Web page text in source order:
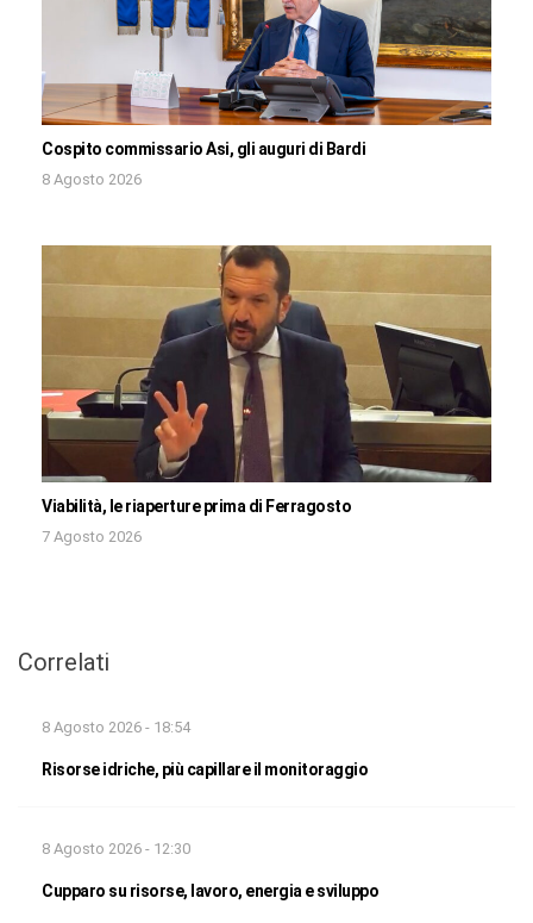
Cospito commissario Asi, gli auguri di Bardi
8 Agosto 2026
Viabilità, le riaperture prima di Ferragosto
7 Agosto 2026
Correlati
8 Agosto 2026 - 18:54
Risorse idriche, più capillare il monitoraggio
8 Agosto 2026 - 12:30
Cupparo su risorse, lavoro, energia e sviluppo